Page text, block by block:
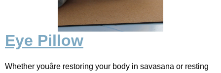
Eye Pillow
Whether youâre restoring your body in savasana or resting